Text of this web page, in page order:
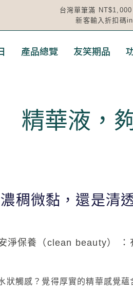
台灣單筆滿
新客輸入折扣碼
產品總覽 友笑期品
精華液，
稠微黏，還是清
觸感？覺得厚實的精華感覺